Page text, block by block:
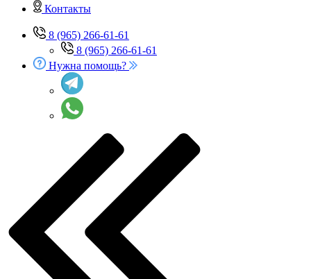
Контакты
8 (965) 266-61-61
8 (965) 266-61-61
Нужна помощь?